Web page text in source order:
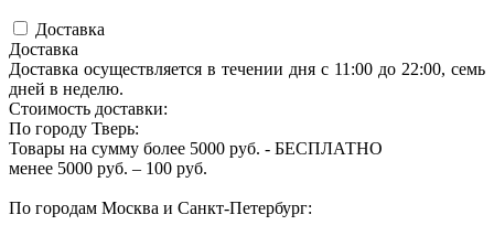
Доставка
Доставка
Доставка осуществляется в течении дня с 11:00 до 22:00, семь
дней в неделю.
Стоимость доставки:
По городу Тверь:
Товары на сумму более 5000 руб. - БЕСПЛАТНО
менее 5000 руб. – 100 руб.
По городам Москва и Санкт-Петербург: